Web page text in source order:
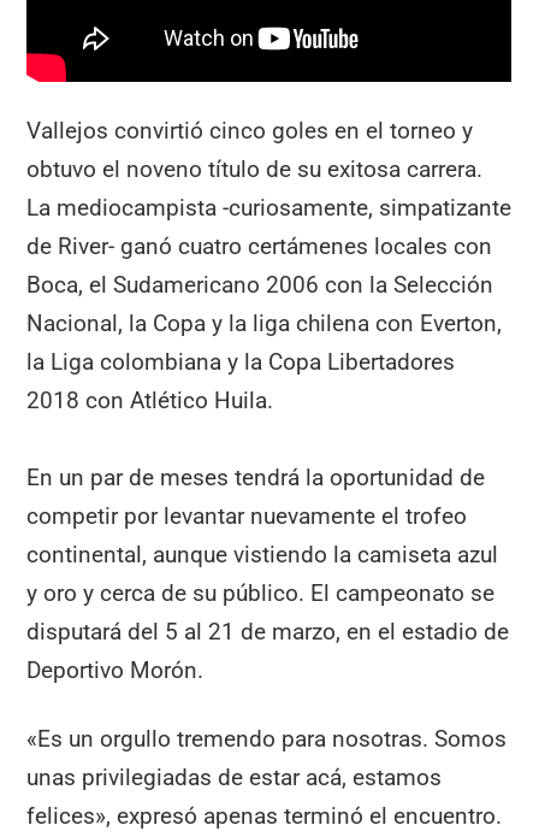
Vallejos convirtió cinco goles en el torneo y
obtuvo el noveno título de su exitosa carrera.
La mediocampista -curiosamente, simpatizante
de River- ganó cuatro certámenes locales con
Boca, el Sudamericano 2006 con la Selección
Nacional, la Copa y la liga chilena con Everton,
la Liga colombiana y la Copa Libertadores
2018 con Atlético Huila.
En un par de meses tendrá la oportunidad de
competir por levantar nuevamente el trofeo
continental, aunque vistiendo la camiseta azul
y oro y cerca de su público. El campeonato se
disputará del 5 al 21 de marzo, en el estadio de
Deportivo Morón.
«Es un orgullo tremendo para nosotras. Somos
unas privilegiadas de estar acá, estamos
felices», expresó apenas terminó el encuentro.